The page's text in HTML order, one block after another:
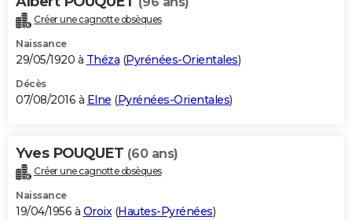
Créer une cagnotte obsèques
Naissance
29/05/1920 à Théza (Pyrénées-Orientales)
Décès
07/08/2016 à Elne (Pyrénées-Orientales)
Yves POUQUET (60 ans)
Créer une cagnotte obsèques
Naissance
19/04/1956 à Oroix(Hautes-Pyrénées)